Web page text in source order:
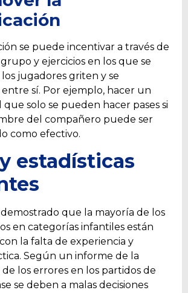
se puede incentivar a través de
y ejercicios en los que se
jugadores griten y se
sí. Por ejemplo, hacer un
que solo se pueden hacer pases si
del compañero puede ser
como efectivo.
estadísticas
que la mayoría de los
en categorías infantiles están
la falta de experiencia y
Según un informe de la
de los errores en los partidos de
se deben a malas decisiones